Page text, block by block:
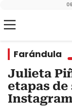
Farándula
Julieta
etapas de
Instagram